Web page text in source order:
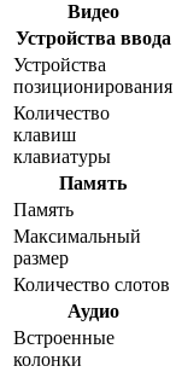
Видео
Устройства ввода
Устройства
позиционирования
Количество
клавиш
клавиатуры
Память
Память
Максимальный
размер
Количество слотов
Аудио
Встроенные
колонки